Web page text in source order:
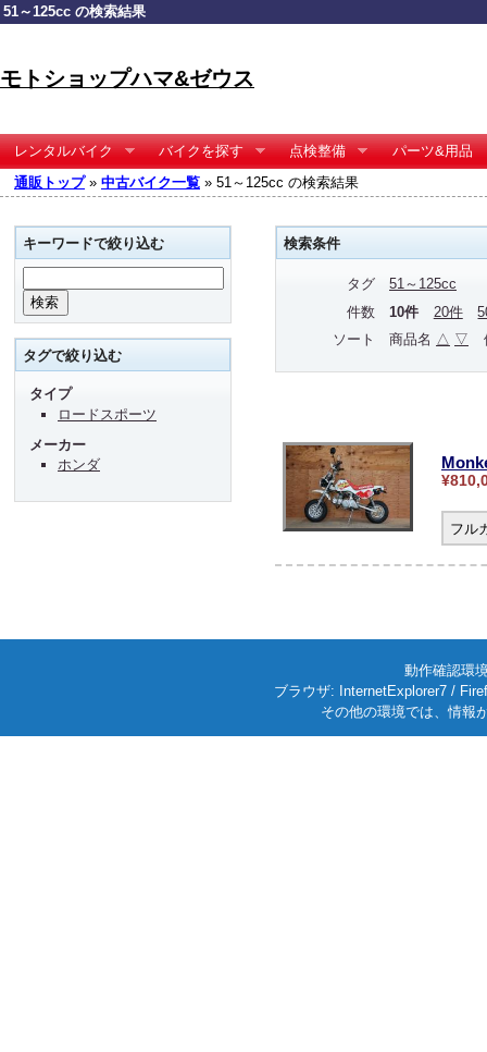
51～125cc の検索結果
モトショップハマ&ゼウス
レンタルバイク バイクを探す 点検整備
パーツ&用品
通販トップ» 中古バイク一覧 » 51～125cc の検索結果
検索条件
タグ
51～125cc
件数
10件 20件
ソート
商品名 △ ▽
フル
キーワードで絞り込む
タグで絞り込む
タイプ
ロードスポーツ
メーカー
ホンダ
動作確認環
ブラウザ: InternetExplorer7 /
その他の環境では、情報